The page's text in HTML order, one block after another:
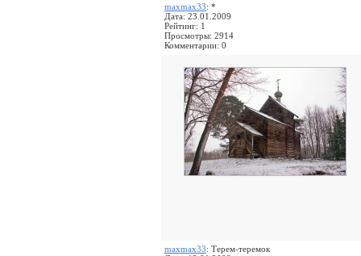
maxmax33: *
Дата: 23.01.2009
Рейтинг: 1
Просмотры: 2914
Комментарии: 0
maxmax33: Терем-теремок